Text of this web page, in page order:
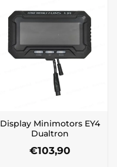
Display Minimotors EY4
Dualtron
€103,90